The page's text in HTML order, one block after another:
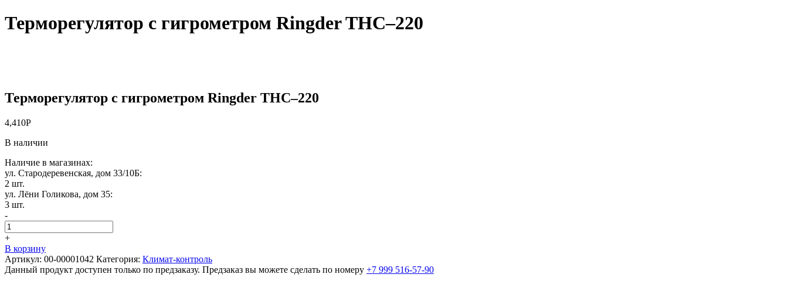
Терморегулятор с гигрометром Ringder THC–220
Терморегулятор с гигрометром Ringder THC–220
4,410Р
В наличии
Наличие в магазинах:
ул. Стародеревенская, дом 33/10Б:
2 шт.
ул. Лёни Голикова, дом 35:
3 шт.
-
+
В корзину
Артикул: 00-00001042 Категория: Климат-контроль
Данный продукт доступен только по предзаказу. Предзаказ вы можете сделать по номеру +7 999 516-57-90